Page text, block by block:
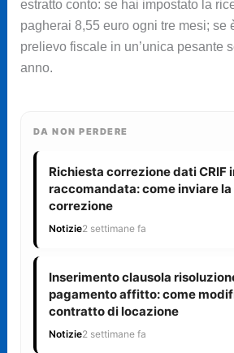
estratto conto: se hai impostato la
pagherai 8,55 euro ogni tre mesi; se
prelievo fiscale in un’unica pesante
anno.
DA NON PERDERE
Richiesta correzione dati CRIF
raccomandata: come inviare
correzione
Notizie2 settimane fa
Inserimento clausola
pagamento affitto: come
contratto di locazione
Notizie2 settimane fa